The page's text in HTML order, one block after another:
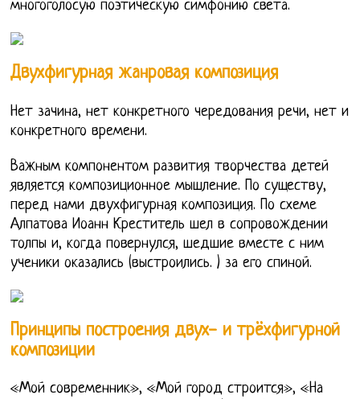
многоголосую поэтическую симфонию света.
Двухфигурная жанровая композиция
Нет зачина, нет конкретного чередования речи, нет и
конкретного времени.
Важным компонентом развития творчества детей
является композиционное мышление. По существу,
перед нами двухфигурная композиция. По схеме
Алпатова Иоанн Креститель шел в сопровождении
толпы и, когда повернулся, шедшие вместе с ним
ученики оказались (выстроились. ) за его спиной.
Принципы построения двух- и трёхфигурной
композиции
«Мой современник», «Мой город строится», «На